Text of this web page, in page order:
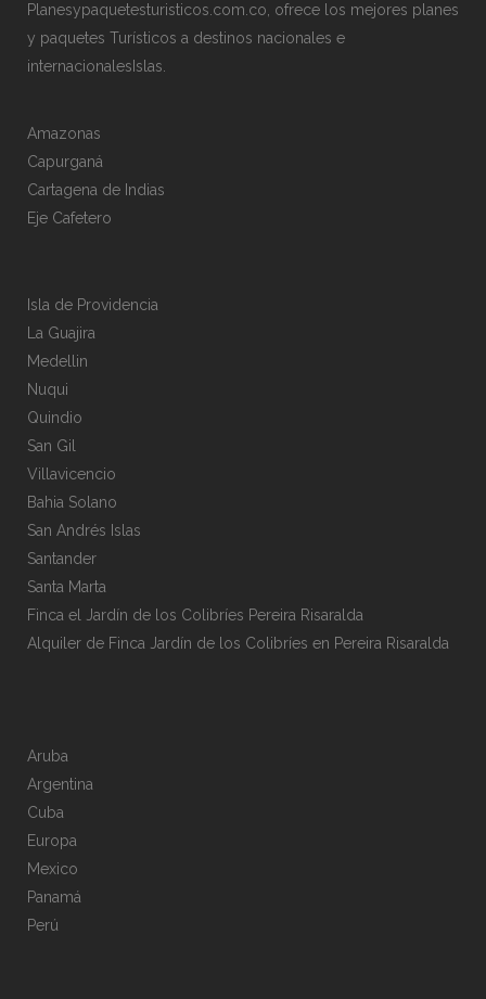
Planesypaquetesturisticos.com.co, ofrece los mejores planes
y paquetes Turísticos a destinos nacionales e
internacionalesIslas.
Amazonas
Capurganá
Cartagena de Indias
Eje Cafetero
Isla de Providencia
La Guajira
Medellin
Nuqui
Quindio
San Gil
Villavicencio
Bahia Solano
San Andrés Islas
Santander
Santa Marta
Finca el Jardín de los Colibríes Pereira Risaralda
Alquiler de Finca Jardín de los Colibríes en Pereira Risaralda
Aruba
Argentina
Cuba
Europa
Mexico
Panamá
Perú